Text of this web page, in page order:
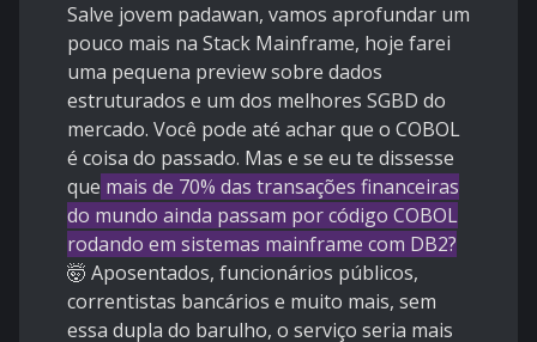
Salve jovem padawan, vamos aprofundar um
pouco mais na Stack Mainframe, hoje farei
uma pequena preview sobre dados
estruturados e um dos melhores SGBD do
mercado. Você pode até achar que o COBOL
é coisa do passado. Mas e se eu te dissesse
que mais de 70% das transações financeiras
do mundo ainda passam por código COBOL
rodando em sistemas mainframe com DB2?
🤯 Aposentados, funcionários públicos,
correntistas bancários e muito mais, sem
essa dupla do barulho, o serviço seria mais